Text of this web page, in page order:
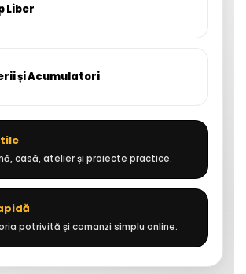
Liber
și Acumulatori
casă, atelier și proiecte practice.
potrivită și comanzi simplu online.